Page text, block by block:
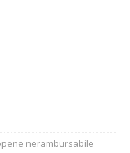
nerambursabile